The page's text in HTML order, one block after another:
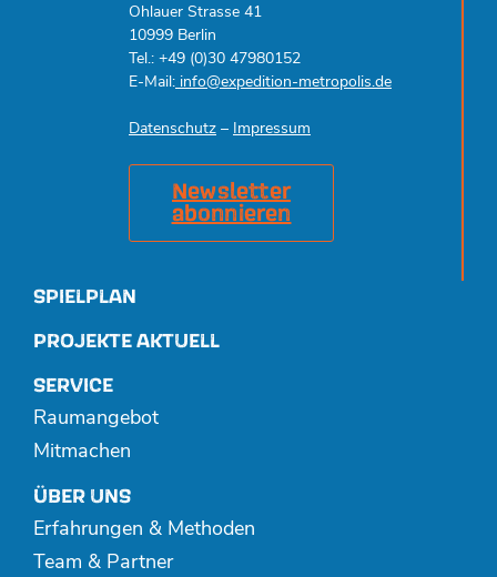
Ohlauer Strasse 41
10999 Berlin
Tel.: +49 (0)30 47980152
E-Mail: info@expedition-metropolis.de
Datenschutz – Impressum
Newsletter
abonnieren
SPIELPLAN
PROJEKTE AKTUELL
SERVICE
Raumangebot
Mitmachen
ÜBER UNS
Erfahrungen & Methoden
Team & Partner